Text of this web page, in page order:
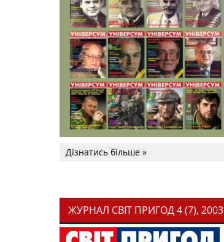
Дізнатись більше »
ЖУРНАЛ СВІТ ПРИГОД 4 (7), 2003